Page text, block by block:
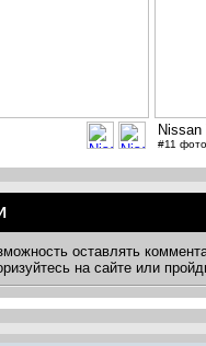
Nissan
#11 фото
оставлять
на сайте или